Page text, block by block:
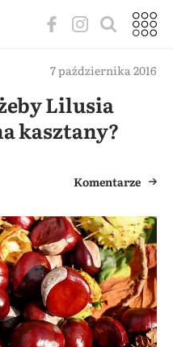
7 października 2016
Lilusia
kasztany?
Komentarze